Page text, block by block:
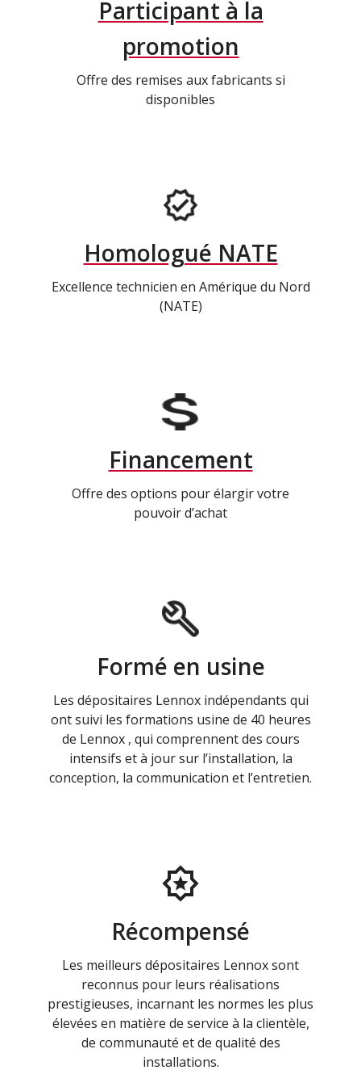
Participant à la
promotion
Offre des remises aux fabricants si
disponibles
Homologué NATE
Excellence technicien en Amérique du Nord
(NATE)
Financement
Offre des options pour élargir votre
pouvoir d’achat
Formé en usine
Les dépositaires Lennox indépendants qui
ont suivi les formations usine de 40 heures
de Lennox , qui comprennent des cours
intensifs et à jour sur l’installation, la
conception, la communication et l’entretien.
Récompensé
Les meilleurs dépositaires Lennox sont
reconnus pour leurs réalisations
prestigieuses, incarnant les normes les plus
élevées en matière de service à la clientèle,
de communauté et de qualité des
installations.